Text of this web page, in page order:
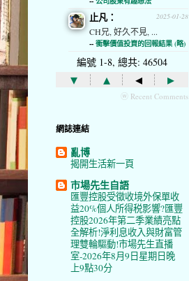
2025-01-28
止凡：
CH兄, 好久不見, ...
-- 衝擊價值投資的回報結果 (略)
編號 1-8, 總共: 46504
▾ ▴ ◂ ▸
ⓦ Recent Comments
網誌連結
亂博
揭開生活新一頁
市場先生自語
匯豐控股受徵收境外保單收
益20%個人所得税影響?匯豐
控股2026年第二季業績亮點
全解析!淨利息收入與財富管
理雙輪驅動!市場先生直播
室-2026年8月9日星期日晚
上9點30分